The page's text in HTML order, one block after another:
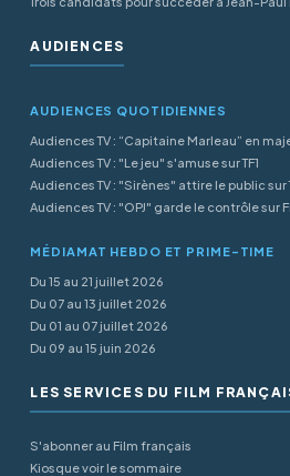
AUDIENCES
AUDIENCES QUOTIDIENNES
Audiences TV : “Capitaine Marleau” en
Audiences TV : "Le jeu" s'amuse sur TF1
Audiences TV : "Sirènes" attire le public sur
Audiences TV : "OPJ" garde le contrôle sur
MÉDIAMAT HEBDO ET PRIME-TIME
Du 15 au 21 juillet 2026
Du 07 au 13 juillet 2026
Du 01 au 07 juillet 2026
Du 09 au 15 juin 2026
LES SERVICES DU FILM
S'abonner au Film français
Kiosque voir le sommaire